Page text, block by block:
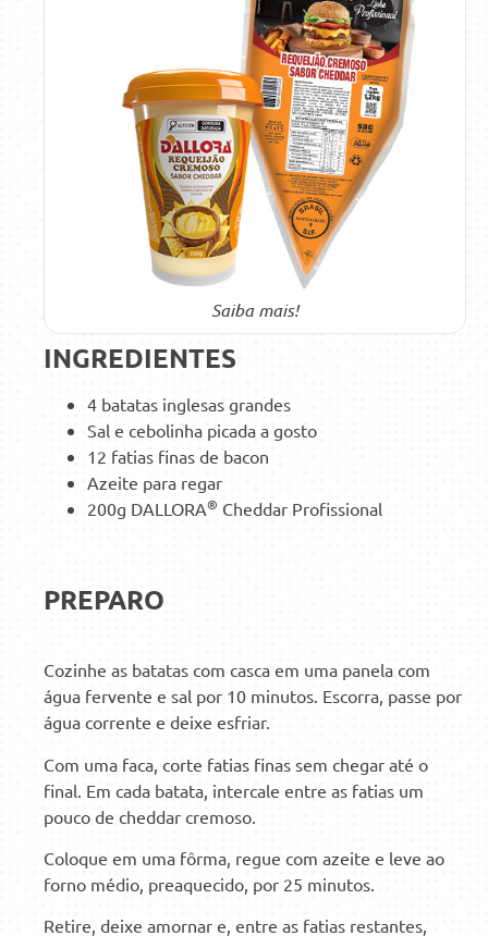
Saiba mais!
INGREDIENTES
4 batatas inglesas grandes
Sal e cebolinha picada a gosto
12 fatias finas de bacon
Azeite para regar
200g DALLORA® Cheddar Profissional
PREPARO
Cozinhe as batatas com casca em uma panela com
água fervente e sal por 10 minutos. Escorra, passe por
água corrente e deixe esfriar.
Com uma faca, corte fatias finas sem chegar até o
final. Em cada batata, intercale entre as fatias um
pouco de cheddar cremoso.
Coloque em uma fôrma, regue com azeite e leve ao
forno médio, preaquecido, por 25 minutos.
Retire, deixe amornar e, entre as fatias restantes,